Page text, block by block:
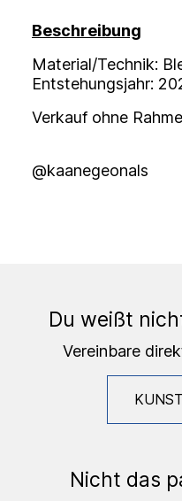
Beschreibung
Material/Technik:
Entstehungsjahr:
Verkauf ohne
@kaanegeonals
Du weißt
Vereinbare
Nicht das